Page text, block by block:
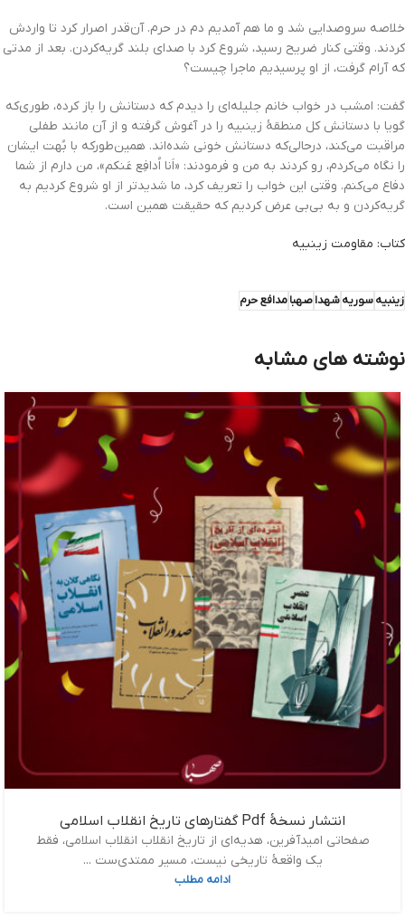
خلاصه سروصدایی شد و ما هم آمدیم دم در حرم. آن‌قدر اصرار کرد تا واردش
کردند. وقتی کنار ضریح رسید، شروع کرد با صدای بلند گریه‌کردن. بعد از مدتی
که آرام گرفت، از او پرسیدیم ماجرا چیست؟
گفت: امشب در خواب خانم جلیله‌ای را دیدم که دستانش را باز کرده، طوری‌که
گویا با دستانش کل منطقۀ زینبیه را در آغوش گرفته و از آن مانند طفلی
مراقبت می‌کند، درحالی‌که دستانش خونی شده‌اند. همین‌طورکه با بُهت ایشان
را نگاه می‌کردم، رو کردند به من و فرمودند: «اَنا اُدافِع عَنکم»، من دارم از شما
دفاع می‌کنم. وقتی این خواب را تعریف کرد، ما شدیدتر از او شروع کردیم به
گریه‌کردن و به بی‌بی عرض کردیم که حقیقت همین است.
کتاب: مقاومت زینبیه
زینبیهسوریهشهداصهبامدافع حرم
نوشته های مشابه
انتشار نسخۀ Pdf گفتارهای تاریخ انقلاب اسلامی
صفحاتی امیدآفرین، هدیه‌ای از تاریخ انقلاب انقلاب اسلامی، فقط
یک واقعۀ تاریخی نیست، مسیر ممتدی‌ست ...
ادامه مطلب